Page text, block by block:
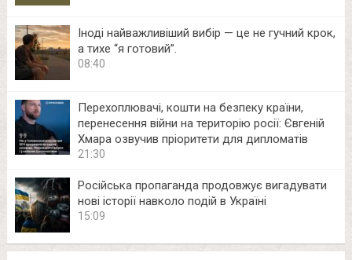
Іноді найважливіший вибір — це не гучний крок,
а тихе “я готовий”.
08:40
Перехоплювачі, кошти на безпеку країни,
перенесення війни на територію росії: Євгеній
Хмара озвучив пріоритети для дипломатів
21:30
Російська пропаганда продовжує вигадувати
нові історії навколо подій в Україні
15:09